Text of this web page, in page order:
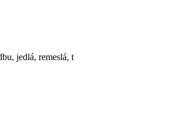
jedlá, remeslá, t